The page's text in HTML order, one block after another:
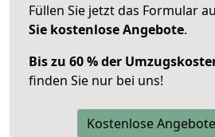
Füllen Sie jetzt das Formular
Sie kostenlose Angebote.
Bis zu 60 % der
finden Sie nur bei uns!
Kostenlose